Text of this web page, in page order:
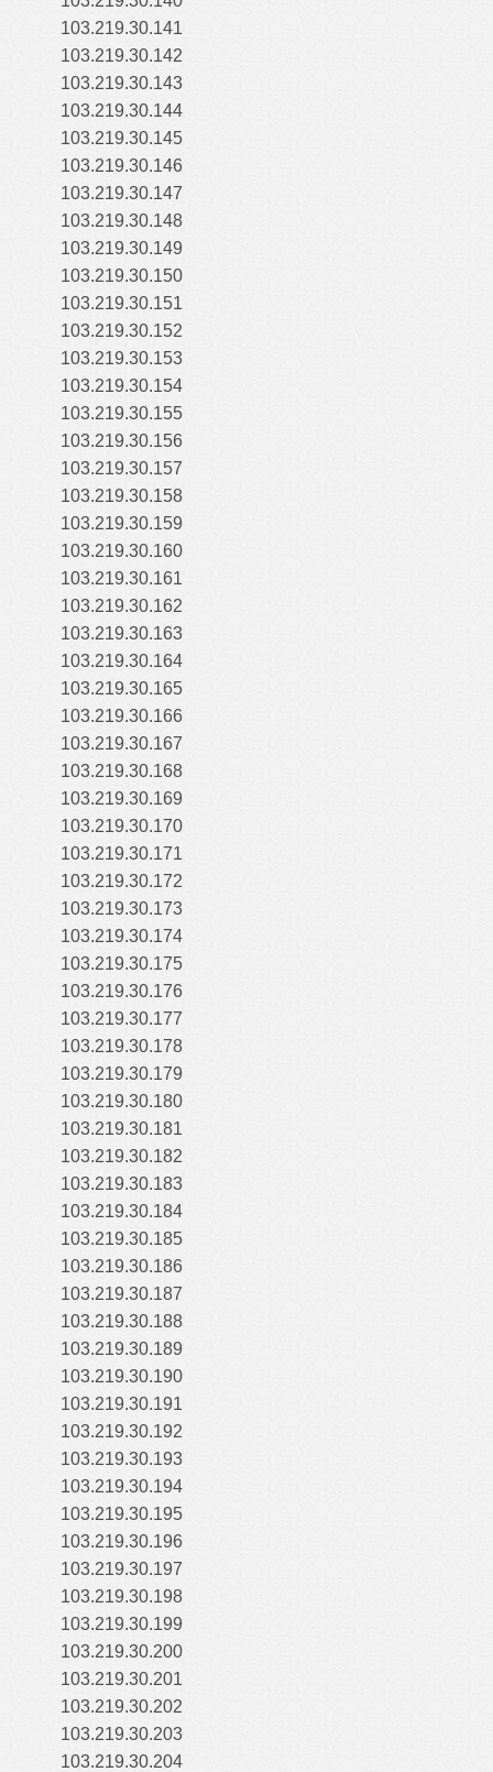
103.219.30.141
103.219.30.142
103.219.30.143
103.219.30.144
103.219.30.145
103.219.30.146
103.219.30.147
103.219.30.148
103.219.30.149
103.219.30.150
103.219.30.151
103.219.30.152
103.219.30.153
103.219.30.154
103.219.30.155
103.219.30.156
103.219.30.157
103.219.30.158
103.219.30.159
103.219.30.160
103.219.30.161
103.219.30.162
103.219.30.163
103.219.30.164
103.219.30.165
103.219.30.166
103.219.30.167
103.219.30.168
103.219.30.169
103.219.30.170
103.219.30.171
103.219.30.172
103.219.30.173
103.219.30.174
103.219.30.175
103.219.30.176
103.219.30.177
103.219.30.178
103.219.30.179
103.219.30.180
103.219.30.181
103.219.30.182
103.219.30.183
103.219.30.184
103.219.30.185
103.219.30.186
103.219.30.187
103.219.30.188
103.219.30.189
103.219.30.190
103.219.30.191
103.219.30.192
103.219.30.193
103.219.30.194
103.219.30.195
103.219.30.196
103.219.30.197
103.219.30.198
103.219.30.199
103.219.30.200
103.219.30.201
103.219.30.202
103.219.30.203
103.219.30.204